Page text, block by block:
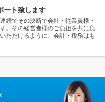
ート致します
続でその決断で会社・従業員様・
。その経営者様のご負担を共に負
ただけるように、会計・税務はも